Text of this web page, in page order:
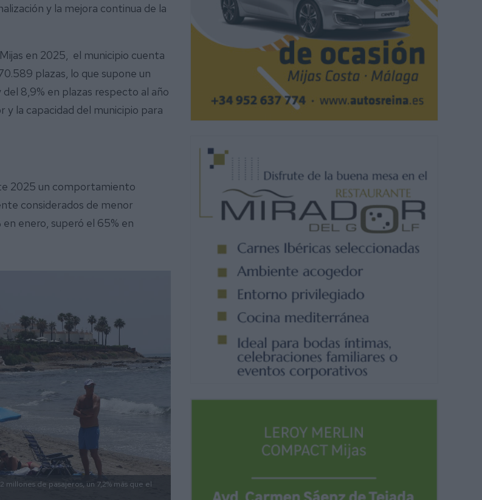
y la mejora continua de la
en 2025, el municipio cuenta
plazas, lo que supone un
8,9% en plazas respecto al año
la capacidad del municipio para
2025 un comportamiento
considerados de menor
enero, superó el 65% en
de pasajeros, un 7,2% más que el